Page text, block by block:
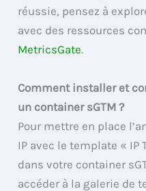
réussie, pensez à
avec des ressources
MetricsGate.
Comment installer et
un container sGTM ?
Pour mettre en place
IP avec le template «
dans votre container
accéder à la galerie de